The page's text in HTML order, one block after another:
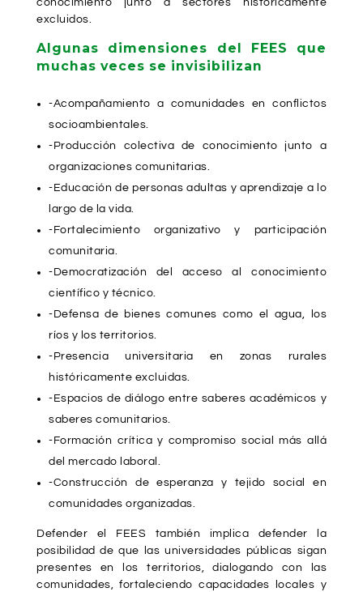
conocimiento junto a sectores históricamente
excluidos.
Algunas dimensiones del FEES que
muchas veces se invisibilizan
-Acompañamiento a comunidades en conflictos
socioambientales.
-Producción colectiva de conocimiento junto a
organizaciones comunitarias.
-Educación de personas adultas y aprendizaje a lo
largo de la vida.
-Fortalecimiento organizativo y participación
comunitaria.
-Democratización del acceso al conocimiento
científico y técnico.
-Defensa de bienes comunes como el agua, los
ríos y los territorios.
-Presencia universitaria en zonas rurales
históricamente excluidas.
-Espacios de diálogo entre saberes académicos y
saberes comunitarios.
-Formación crítica y compromiso social más allá
del mercado laboral.
-Construcción de esperanza y tejido social en
comunidades organizadas.
Defender el FEES también implica defender la
posibilidad de que las universidades públicas sigan
presentes en los territorios, dialogando con las
comunidades, fortaleciendo capacidades locales y